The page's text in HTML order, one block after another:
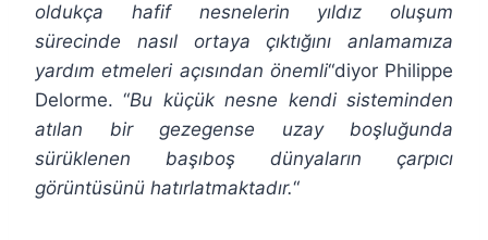
oldukça hafif nesnelerin yıldız oluşum
sürecinde nasıl ortaya çıktığını anlamamıza
yardım etmeleri açısından önemli“diyor Philippe
Delorme. “Bu küçük nesne kendi sisteminden
atılan bir gezegense uzay boşluğunda
sürüklenen başıboş dünyaların çarpıcı
görüntüsünü hatırlatmaktadır.“